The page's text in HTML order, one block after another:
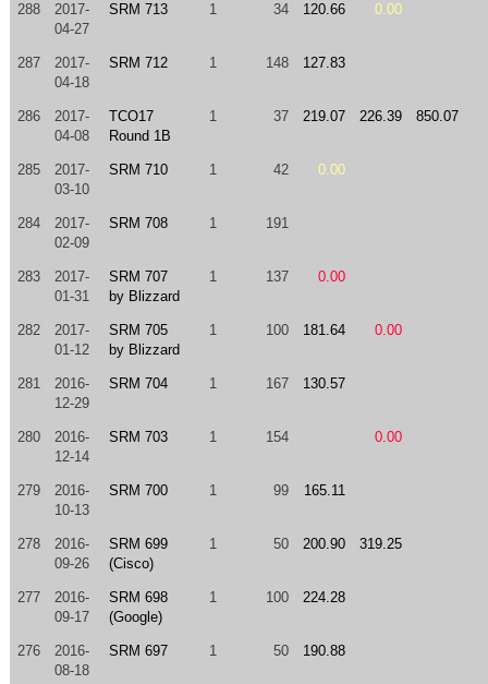
288
2017-
04-27
SRM 713 1 34 120.66 0.00
287
2017-
04-18
SRM 712 1 148 127.83
286
2017-
04-08
TCO17
Round 1B
1 37 219.07 226.39 850.07
285
2017-
03-10
SRM 710 1 42 0.00
284
2017-
02-09
SRM 708 1 191
283
2017-
01-31
SRM 707
by Blizzard
1 137 0.00
282
2017-
01-12
SRM 705
by Blizzard
1 100 181.64 0.00
281
2016-
12-29
SRM 704 1 167 130.57
280
2016-
12-14
SRM 703 1 154 0.00
279
2016-
10-13
SRM 700 1 99 165.11
278
2016-
09-26
SRM 699
(Cisco)
1 50 200.90 319.25
277
2016-
09-17
SRM 698
(Google)
1 100 224.28
276
2016-
08-18
SRM 697 1 50 190.88